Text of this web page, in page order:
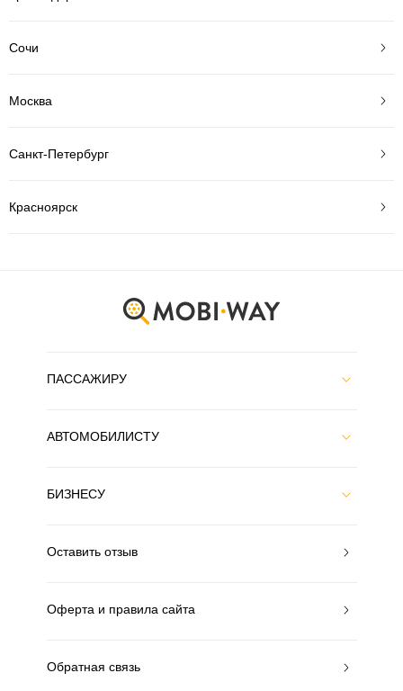
Сочи
Москва
Санкт-Петербург
Красноярск
ПАССАЖИРУ
АВТОМОБИЛИСТУ
БИЗНЕСУ
Оставить отзыв
Оферта и правила сайта
Обратная связь